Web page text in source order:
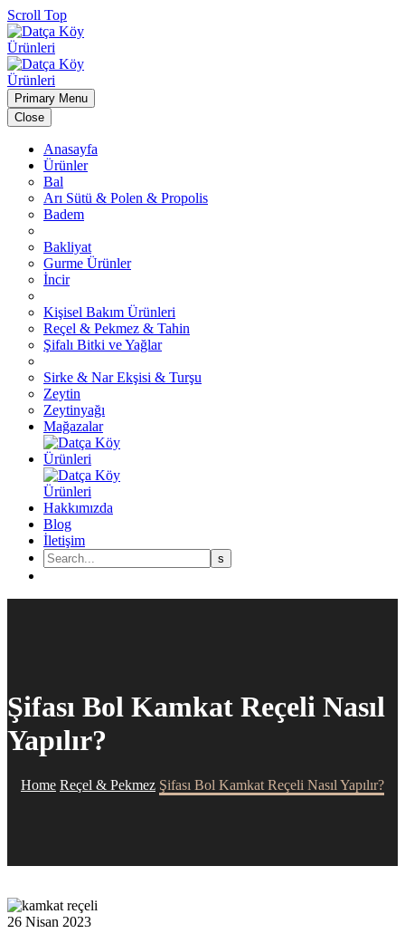
Scroll Top
Primary Menu
Close
Anasayfa
Ürünler
Bal
Arı Sütü & Polen & Propolis
Badem
Bakliyat
Gurme Ürünler
İncir
Kişisel Bakım Ürünleri
Reçel & Pekmez & Tahin
Şifalı Bitki ve Yağlar
Sirke & Nar Ekşisi & Turşu
Zeytin
Zeytinyağı
Mağazalar
Hakkımızda
Blog
İletişim
Şifası Bol Kamkat Reçeli Nasıl
Yapılır?
Home Reçel & Pekmez Şifası Bol Kamkat Reçeli Nasıl Yapılır?
26 Nisan 2023